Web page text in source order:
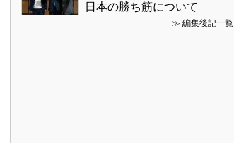
日本の勝ち筋について
≫ 編集後記一覧